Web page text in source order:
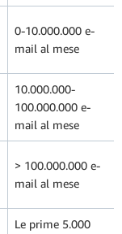
0-10.000.000 e-
mail al mese
10.000.000-
100.000.000 e-
mail al mese
> 100.000.000 e-
mail al mese
Le prime 5.000